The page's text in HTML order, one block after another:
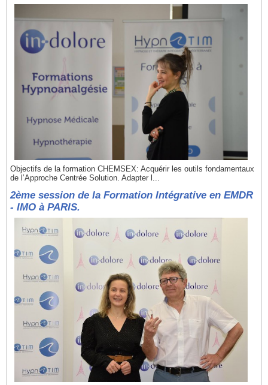
Objectifs de la formation CHEMSEX: Acquérir les outils fondamentaux
de l’Approche Centrée Solution. Adapter l...
2ème session de la Formation Intégrative en EMDR
- IMO à PARIS.